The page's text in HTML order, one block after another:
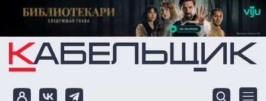
Перейти к основному содержанию